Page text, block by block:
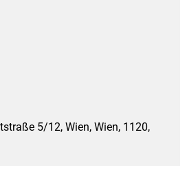
5/12, Wien, Wien, 1120,